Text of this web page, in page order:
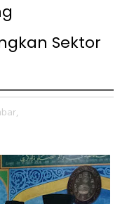
Sektor